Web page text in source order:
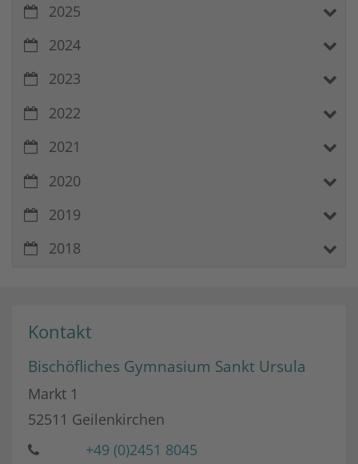
2025
2024
2023
2022
2021
2020
2019
2018
Kontakt
Bischöfliches Gymnasium Sankt Ursula
Markt 1
52511 Geilenkirchen
+49 (0)2451 8045